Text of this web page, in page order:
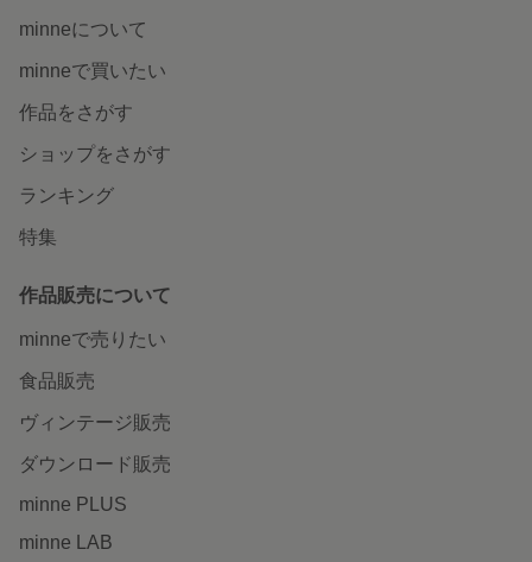
minneについて
minneで買いたい
作品をさがす
ショップをさがす
ランキング
特集
作品販売について
minneで売りたい
食品販売
ヴィンテージ販売
ダウンロード販売
minne PLUS
minne LAB